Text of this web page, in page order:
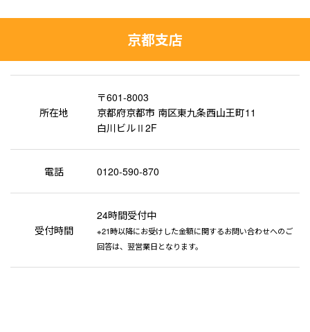
京都支店
所在地
〒601-8003
京都府京都市 南区東九条西山王町11
白川ビルⅡ2F
電話 0120-590-870
受付時間
24時間受付中
※21時以降にお受けした金額に関するお問い合わせへのご
回答は、翌営業日となります。